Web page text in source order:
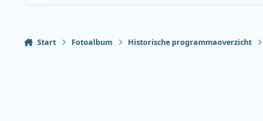
Start Fotoalbum Historische programmaoverzicht